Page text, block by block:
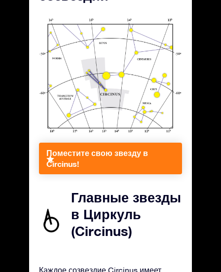
Поместите свою звезду в
Circinus!
Главные звезды
в Циркуль
(Circinus)